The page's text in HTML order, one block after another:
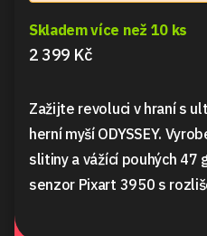
Skladem více než 10 ks
2 399 Kč
Zažijte revoluci v hraní s
herní myší ODYSSEY.
slitiny a vážící pouhých 47
senzor Pixart 3950 s